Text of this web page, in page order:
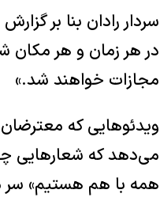
سردار رادان بنا بر
در هر زمان و هر مکان
مجازات خواهند شد.»
ویدئوهایی که
می‌دهد که شعارهایی
همه با هم هستیم» سر